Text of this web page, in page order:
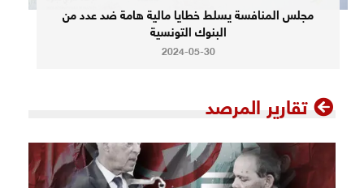
مجلس المنافسة يسلط خطايا مالية هامة ضد عدد من
البنوك التونسية
2024-05-30
تقارير المرصد